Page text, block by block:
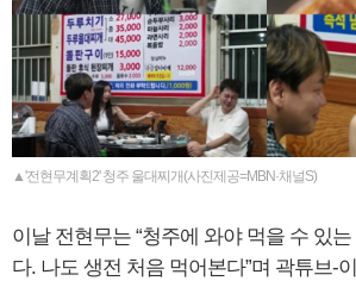
▲'전현무계획2' 청주 울대찌개(사진제공=MBN·채널S)
이날 전현무는 “청주에 와야 먹을 수 있
다. 나도 생전 처음 먹어본다”며 곽튜브-